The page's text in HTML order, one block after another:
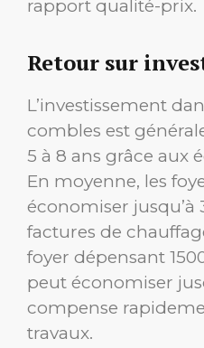
rapport qualité-prix.
Retour sur
L’investissement
combles est
5 à 8 ans grâce aux
En moyenne, les
économiser jusqu’à
factures de
foyer dépensant
peut économiser
compense
travaux.